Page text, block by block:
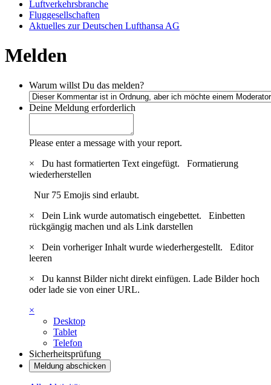
Luftverkehrsbranche
Fluggesellschaften
Aktuelles zur Deutschen Lufthansa AG
Melden
Warum willst Du das melden?
Deine Meldung erforderlich
Please enter a message with your report.
×
Du hast formatierten Text eingefügt. Formatierung
wiederherstellen
Nur 75 Emojis sind erlaubt.
×
Dein Link wurde automatisch eingebettet. Einbetten
rückgängig machen und als Link darstellen
×
Dein vorheriger Inhalt wurde wiederhergestellt. Editor
leeren
×
Du kannst Bilder nicht direkt einfügen. Lade Bilder hoch
oder lade sie von einer URL.
×
Desktop
Tablet
Telefon
Sicherheitsprüfung
Meldung abschicken